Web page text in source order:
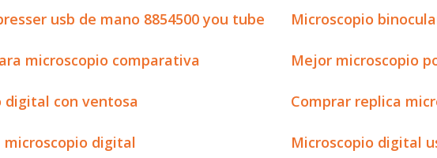
usb de mano 8854500 you tube Microscopio
microscopio comparativa Mejor microscopio
digital con ventosa Comprar replica
microscopio digital Microscopio digital